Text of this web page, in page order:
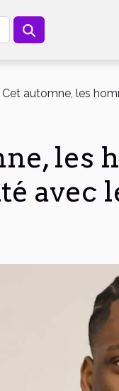
Cet automne, les
les
avec